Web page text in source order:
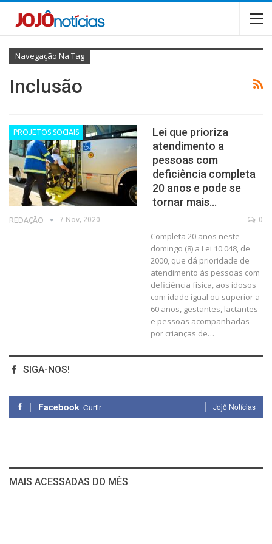
Navegação Na Tag
Inclusão
PROJETOS SOCIAIS
Lei que prioriza
atendimento a
pessoas com
deficiência completa
20 anos e pode se
tornar mais…
REDAÇÃO 7 Nov, 2020 0
Completa 20 anos neste
domingo (8) a Lei 10.048, de
2000, que dá prioridade de
atendimento às pessoas com
deficiência física, aos idosos
com idade igual ou superior a
60 anos, gestantes, lactantes
e pessoas acompanhadas
por crianças de…
SIGA-NOS!
Facebook Curtir Jojô Notícias
MAIS ACESSADAS DO MÊS